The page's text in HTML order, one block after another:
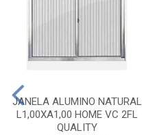
JANELA ALUMINO NATURAL
L1,00XA1,00 HOME VC 2FL
QUALITY